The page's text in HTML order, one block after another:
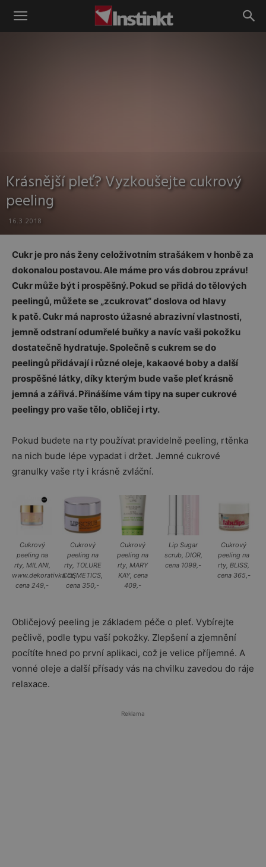
Instinkt
Krásnější pleť? Vyzkoušejte cukrový
peeling
16.3.2018
Cukr je pro nás ženy celoživotním strašákem v honbě za
dokonalou postavou. Ale máme pro vás dobrou zprávu!
Cukr může být i prospěšný. Pokud se přidá do tělových
peelingů, můžete se „zcukrovat“ doslova od hlavy
k patě. Cukr má naprosto úžasné abrazivní vlastnosti,
jemně odstraní odumřelé buňky a navíc vaši pokožku
dostatečně hydratuje. Společně s cukrem se do
peelingů přidávají i různé oleje, kakaové boby a další
prospěšné látky, díky kterým bude vaše pleť krásně
jemná a zářivá. Přinášíme vám tipy na super cukrové
peelingy pro vaše tělo, obličej i rty.
Pokud budete na rty používat pravidelně peeling, rtěnka
na nich bude lépe vypadat i držet. Jemné cukrové
granulky vaše rty i krásně zvláční.
Cukrový
peeling na
rty, MILANI,
www.dekorativka.cz,
cena 249,-
Cukrový
peeling na
rty, TOLURE
COSMETICS,
cena 350,-
Cukrový
peeling na
rty, MARY
KAY, cena
409,-
Lip Sugar
scrub, DIOR,
cena 1099,-
Cukrový
peeling na
rty, BLISS,
cena 365,-
Obličejový peeling je základem péče o pleť. Vybírejte
pečlivě, podle typu vaší pokožky. Zlepšení a zjemnění
pocítíte hned po první aplikaci, což je velice příjemné. A
vonné oleje a další přísady vás na chvilku zavedou do ráje
relaxace.
Reklama